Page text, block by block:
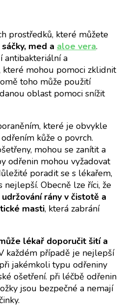
prostředků, které můžete
med a aloe vera.
antibakteriální a
mohou pomoci zklidnit
toho může použití
oblast pomoci snížit
které je obvykle
kůže o povrch.
mohou se zanítit a
odřenin mohou vyžadovat
poradit se s lékařem,
Obecně lze říci, že
rány v čistotě a
masti, která zabrání
lékař doporučit šití a
každém případě je nejlepší
jakémkoli typu odřeniny
ošetření. při léčbě odřenin
jsou bezpečné a nemají